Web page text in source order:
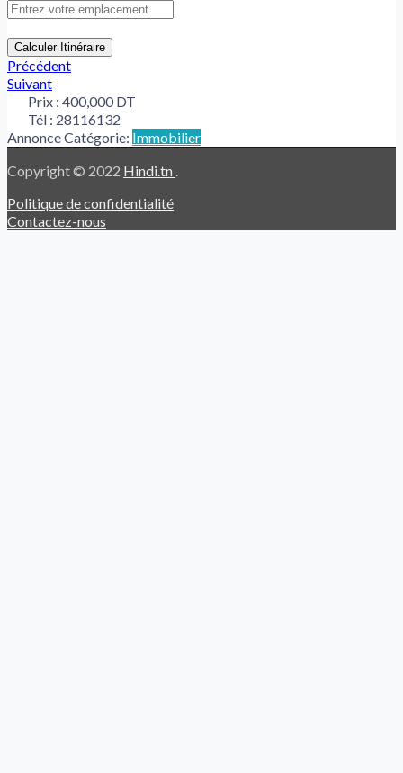
Calculer Itinéraire
Précédent
Suivant
Prix : 400,000 DT
Tél : 28116132
Annonce Catégorie: Immobilier
Copyright © 2022 Hindi.tn .
Politique de confidentialité
Contactez-nous